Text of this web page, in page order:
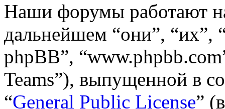
Наши форумы работают
дальнейшем “они”, “их”,
phpBB”,
Teams”), выпущенной в
“General Public License”